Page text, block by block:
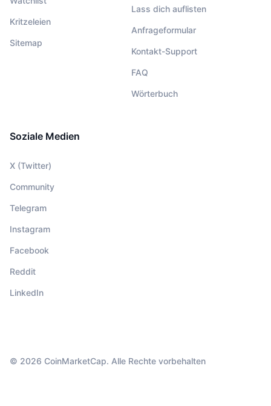
Kritzeleien
Sitemap
Lass dich auflisten
Anfrageformular
Kontakt-Support
FAQ
Wörterbuch
Soziale Medien
X (Twitter)
Community
Telegram
Instagram
Facebook
Reddit
LinkedIn
© 2026 CoinMarketCap. Alle Rechte vorbehalten